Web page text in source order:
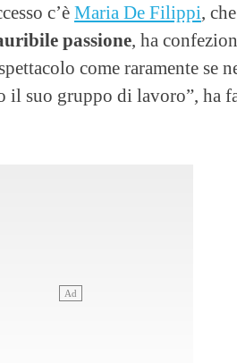
c’è Maria De Filippi, che
passione, ha
come raramente se
il suo gruppo di lavoro”, ha